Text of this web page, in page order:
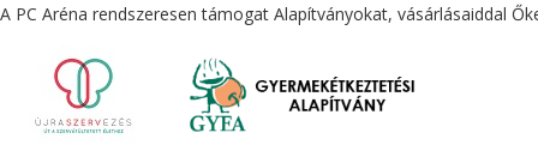
A PC Aréna rendszeresen támogat Alapítványokat, vásárlásaiddal